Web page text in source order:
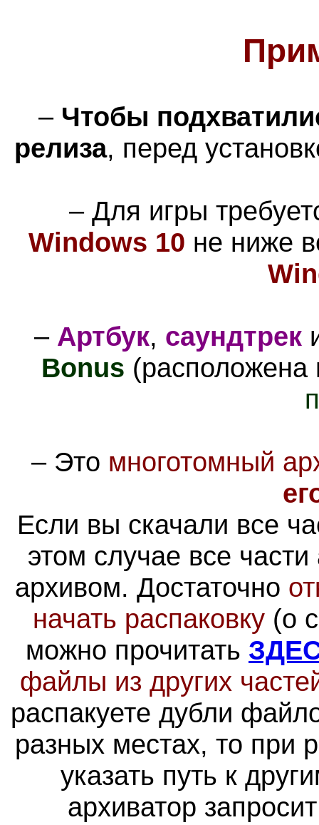
– Чтобы
релиза, перед
– Для игры
Windows 10 не ниже
– Артбук, саундтрек
Bonus
– Это многотомный
Если вы скачали все
этом случае все
архивом. Достаточно
начать распаковку (о
можно прочитать
файлы из других
распакуете дубли
разных местах, то при
указать путь к
архиватор